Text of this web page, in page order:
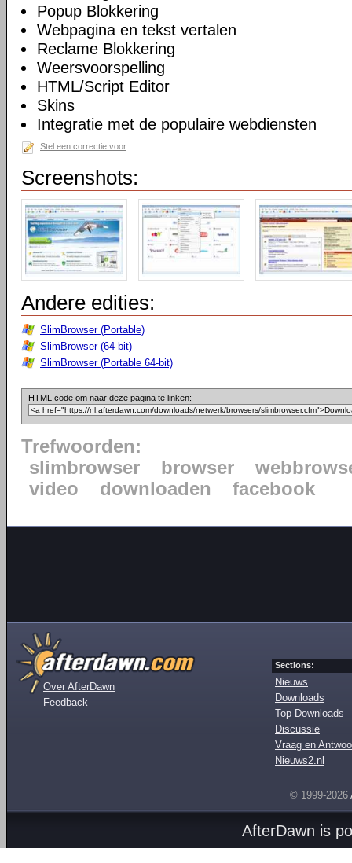
Popup Blokkering
Webpagina en tekst vertalen
Reclame Blokkering
Weersvoorspelling
HTML/Script Editor
Skins
Integratie met de populaire webdiensten
Stel een correctie voor
Screenshots:
Andere edities:
SlimBrowser (Portable)
SlimBrowser (64-bit)
SlimBrowser (Portable 64-bit)
HTML code om naar deze pagina te linken:
Trefwoorden:
slimbrowser
browser
video
downloaden facebook
Over AfterDawn
Feedback
Sections:
Nieuws
Downloads
Top Downloads
Discussie
Vraag en
Nieuws2.nl
© 1999-2026
AfterDawn is